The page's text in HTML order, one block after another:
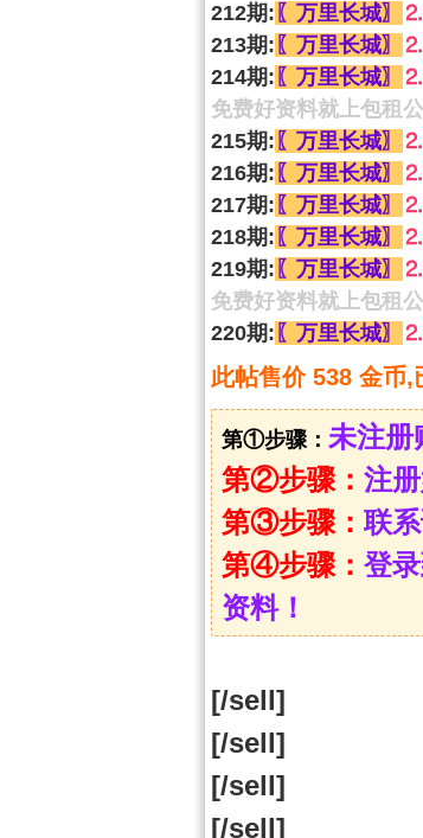
212期: 〖万里长城〗 ⒉
213期: 〖万里长城〗 ⒉
214期: 〖万里长城〗 ⒉
免费好资料就上包租
215期: 〖万里长城〗 ⒉
216期: 〖万里长城〗 ⒉
217期: 〖万里长城〗 ⒉
218期: 〖万里长城〗 ⒉
219期: 〖万里长城〗 ⒉
免费好资料就上包租
220期: 〖万里长城〗 ⒉
此帖售价 538 金币,
第①步骤： 未注
第②步骤： 注
第③步骤：联
第④步骤： 登
资料！
[/sell]
[/sell]
[/sell]
[/sell]